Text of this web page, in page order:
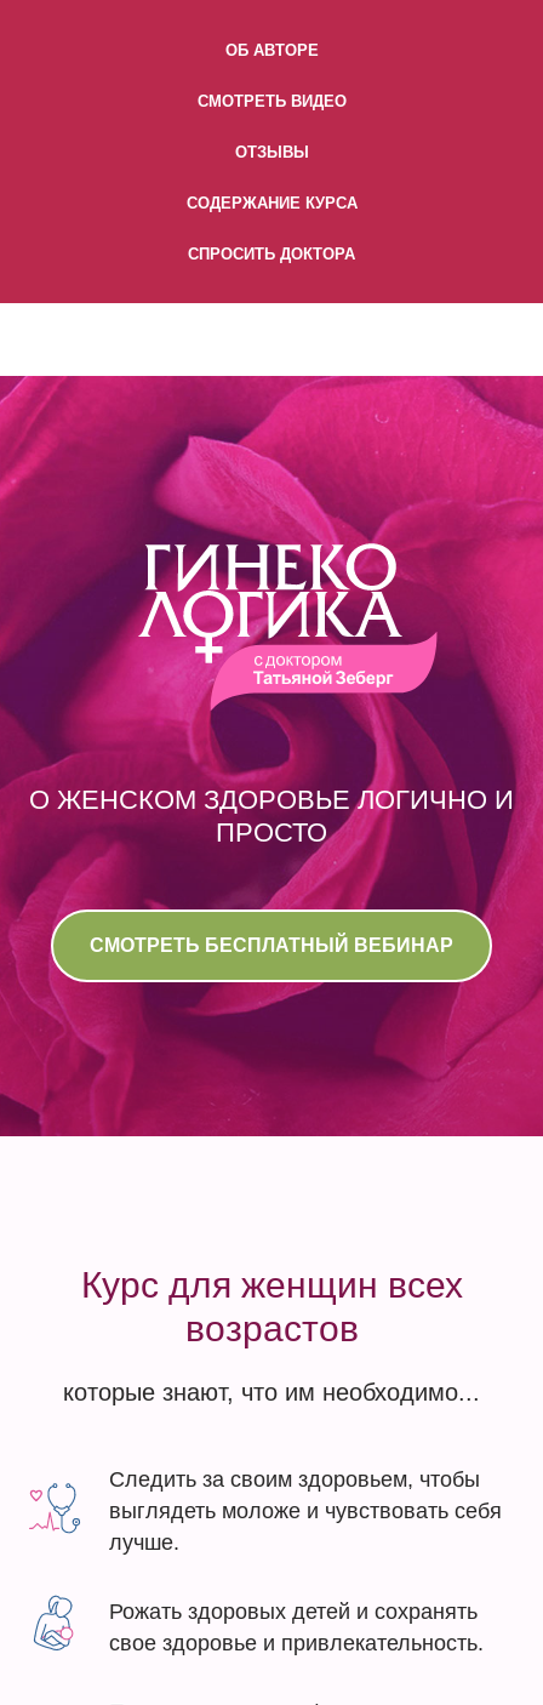
ОБ АВТОРЕ
СМОТРЕТЬ ВИДЕО
ОТЗЫВЫ
СОДЕРЖАНИЕ КУРСА
СПРОСИТЬ ДОКТОРА
О ЖЕНСКОМ ЗДОРОВЬЕ ЛОГИЧНО И
ПРОСТО
СМОТРЕТЬ БЕСПЛАТНЫЙ ВЕБИНАР
Курс для женщин всех
возрастов
которые знают, что им необходимо...
Следить за своим здоровьем, чтобы
выглядеть моложе и чувствовать себя
лучше.
Рожать здоровых детей и сохранять
свое здоровье и привлекательность.